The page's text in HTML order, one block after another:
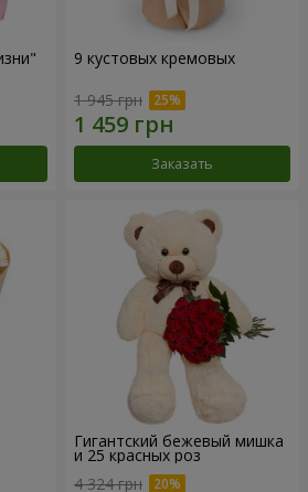
9 кустовых кремовых
1 945 грн
Заказать
Гигантский бежевый мишка
и 25 красных роз
4 324 грн